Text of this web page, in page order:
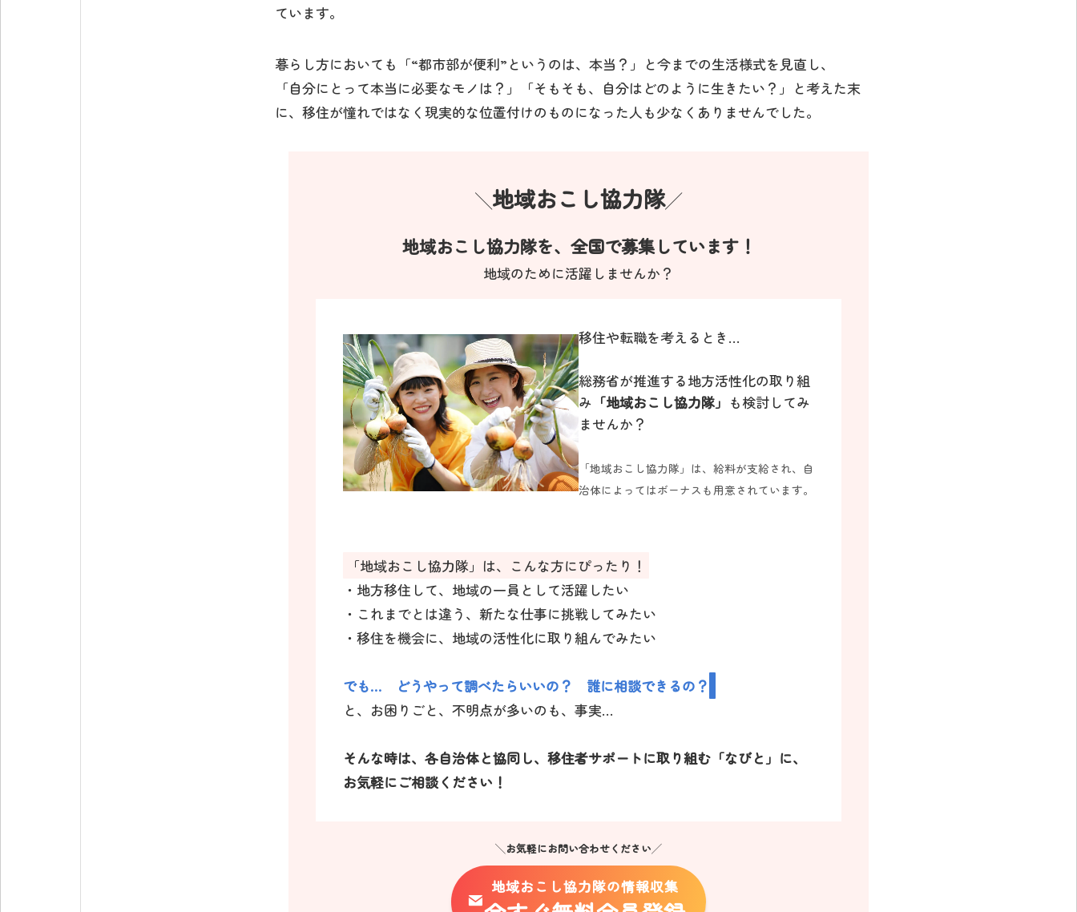
ています。
暮らし方においても「“都市部が便利”というのは、本当？」と今までの生活様式を見直し、
「自分にとって本当に必要なモノは？」「そもそも、自分はどのように生きたい？」と考えた末
に、移住が憧れではなく現実的な位置付けのものになった人も少なくありませんでした。
╲地域おこし協力隊╱
地域おこし協力隊を、全国で募集しています！
地域のために活躍しませんか？
移住や転職を考えるとき…
総務省が推進する地方活性化の取り組
み 「地域おこし協力隊」 も検討してみ
ませんか？
「地域おこし協力隊」は、給料が支給され、自
治体によってはボーナスも用意されています。
「地域おこし協力隊」は、こんな方にぴったり！
・地方移住して、地域の一員として活躍したい
・これまでとは違う、新たな仕事に挑戦してみたい
・移住を機会に、地域の活性化に取り組んでみたい
でも… どうやって調べたらいいの？ 誰に相談できるの？
と、お困りごと、不明点が多いのも、事実…
そんな時は、各自治体と協同し、移住者サポートに取り組む「なびと」に、
お気軽にご相談ください！
╲お気軽にお問い合わせください╱
地域おこし協力隊の情報収集